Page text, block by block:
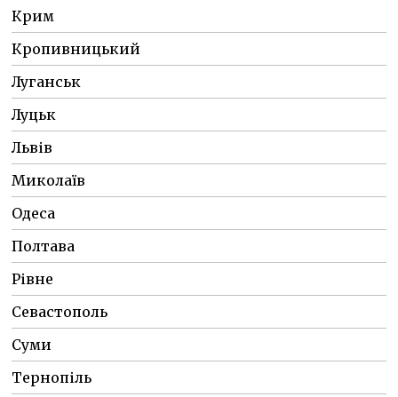
Крим
Кропивницький
Луганськ
Луцьк
Львів
Миколаїв
Одеса
Полтава
Рівне
Севастополь
Суми
Тернопіль